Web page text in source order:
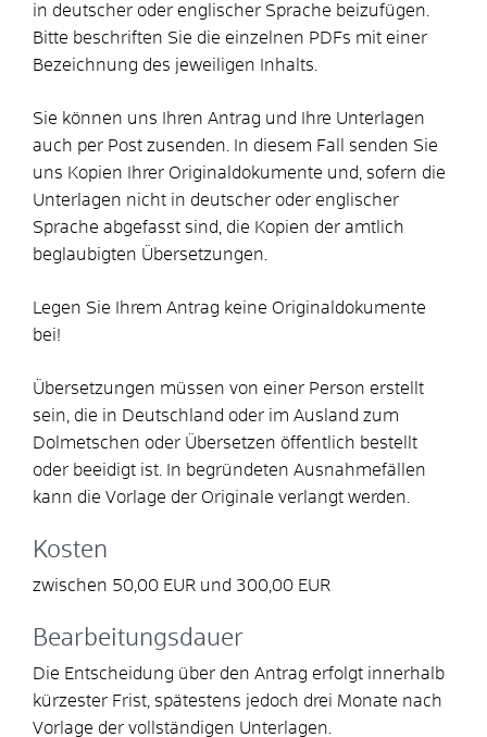
in deutscher oder englischer Sprache beizufügen.
Bitte beschriften Sie die einzelnen PDFs mit einer
Bezeichnung des jeweiligen Inhalts.
Sie können uns Ihren Antrag und Ihre Unterlagen
auch per Post zusenden. In diesem Fall senden Sie
uns Kopien Ihrer Originaldokumente und, sofern die
Unterlagen nicht in deutscher oder englischer
Sprache abgefasst sind, die Kopien der amtlich
beglaubigten Übersetzungen.
Legen Sie Ihrem Antrag keine Originaldokumente
bei!
Übersetzungen müssen von einer Person erstellt
sein, die in Deutschland oder im Ausland zum
Dolmetschen oder Übersetzen öffentlich bestellt
oder beeidigt ist.
In begründeten Ausnahmefällen
kann die Vorlage der Originale verlangt werden.
Kosten
zwischen 50,00 EUR und 300,00 EUR
Bearbeitungsdauer
Die Entscheidung über den Antrag erfolgt innerhalb
kürzester Frist, spätestens jedoch drei Monate nach
Vorlage der vollständigen Unterlagen.